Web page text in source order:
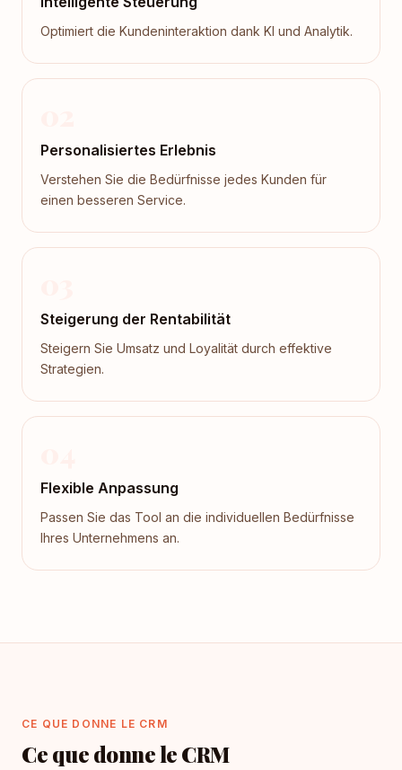
Optimiert die Kundeninteraktion dank KI und Analytik.
Personalisiertes Erlebnis
Verstehen Sie die Bedürfnisse jedes Kunden für
einen besseren Service.
Steigerung der Rentabilität
Steigern Sie Umsatz und Loyalität durch effektive
Strategien.
Flexible Anpassung
Passen Sie das Tool an die individuellen Bedürfnisse
Ihres Unternehmens an.
CE QUE DONNE LE CRM
Ce que donne le CRM